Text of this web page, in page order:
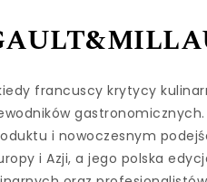
francuscy krytycy
i nowoczesnym
i Azji, a jego polska